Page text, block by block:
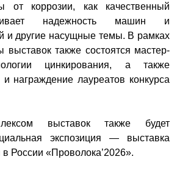
от коррозии, как качественный
надежность машин и
и другие насущные темы. В рамках
выставок также состоятся мастер-
цинкирования, а также
награждение лауреатов конкурса
выставок также будет
экспозиция — выставка
в России «Проволока’2026».